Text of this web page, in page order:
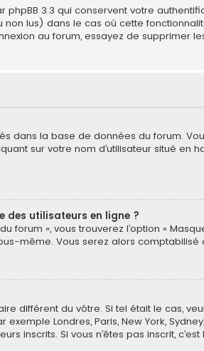
3.3 qui conservent votre
non lus) dans le cas où cette
au forum, essayez de supprimer
dans la base de données du forum.
sur votre nom d’utilisateur situé
des utilisateurs en ligne ?
forum », vous trouverez l’option «
même. Vous serez alors comptabilisé
différent du vôtre. Si tel était le cas,
Londres, Paris, New York,
inscrits. Si vous n’êtes pas inscrit,